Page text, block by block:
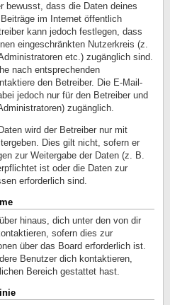
bewusst, dass die Daten deines
im Internet öffentlich
kann jedoch festlegen, dass
eingeschränkten Nutzerkreis (z.
etc.) zugänglich sind.
nach entsprechenden
den Betreiber. Die E-Mail-
jedoch nur für den Betreiber und
zugänglich.
wird der Betreiber nur mit
Dies gilt nicht, sofern er
zur Weitergabe der Daten (z. B.
ist oder die Daten zur
erforderlich sind.
hinaus, dich unter den von dir
sofern dies zur
über das Board erforderlich ist.
Benutzer dich kontaktieren,
Bereich gestattet hast.